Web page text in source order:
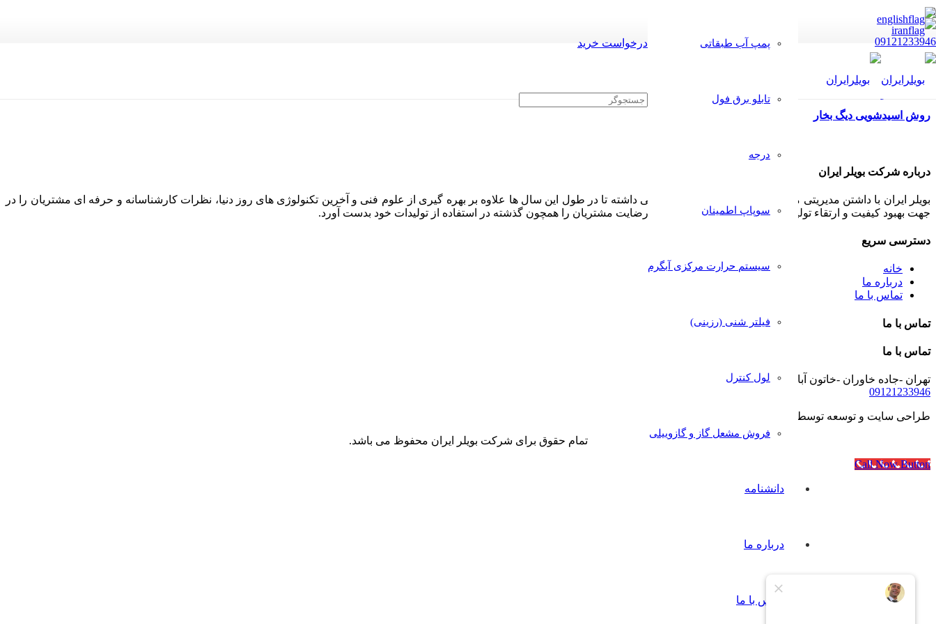
09121233946 پمپ آب طبقاتی
تابلو برق فول
درجه
سوپاپ اطمینان
سیستم حرارت مرکزی آبگرم
فیلتر شنی (رزینی)
لول کنترل
فروش مشعل گاز و گازوییلی
دانشنامه
درباره ما
تماس با ما
درخواست خرید
روش اسیدشویی دیگ بخار
درباره شرکت بویلر ایران
بویلر ایران با داشتن مدیریتی مجرب و مشتری مدار همواره سعی داشته تا در طول این سال ها علاوه بر بهره گیری از علوم فنی و آخرین تکنولوژی های روز دنیا، نظرات کارشناسانه و حرفه ای مشتریان را در
جهت بهبود کیفیت و ارتقاء تولیدات خود پذیرا بوده و بکار گیرد تا رضایت مشتریان را همچون گذشته در استفاده از تولیدات خود بدست آورد.
دسترسی سریع
خانه
درباره ما
تماس با ما
تماس با ما
تماس با ما
تهران -جاده خاوران -خاتون آباد- خیابان رجایی- پلاک۴۰
09121233946
طراحی سایت و توسعه توسط
تمام حقوق برای شرکت بویلر ایران محفوظ می باشد.
Call Now Button